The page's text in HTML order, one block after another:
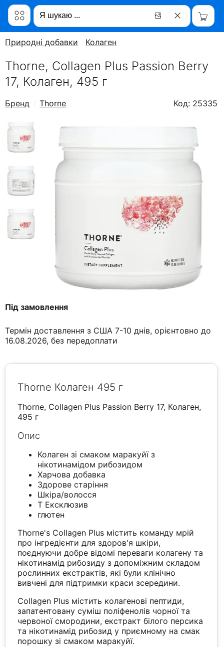
Природні добавки Колаген
Thorne, Collagen Plus Passion Berry
17, Колаген, 495 г
Бренд Thorne Код: 25335
Під замовлення
Термін доставлення з США 7-10 днів, орієнтовно до
16.08.2026, без передоплати
Thorne Колаген 495 г
Thorne, Collagen Plus Passion Berry 17, Колаген,
495 г
Опис
Колаген зі смаком маракуйї з
нікотинамідом рибозидом
Харчова добавка
Здорове старіння
Шкіра/волосся
T Ексклюзив
глютен
Thorne's Collagen Plus містить команду мрій
про інгредієнти для здоров'я шкіри,
поєднуючи добре відомі переваги колагену та
нікотинамід рибозиду з допоміжним складом
рослинних екстрактів, які були клінічно
вивчені для підтримки краси зсередини.
Collagen Plus містить колагенові пептиди,
запатентовану суміш поліфенолів чорної та
червоної смородини, екстракт білого персика
та нікотинамід рибозид у приємному на смак
порошку зі смаком маракуйї.